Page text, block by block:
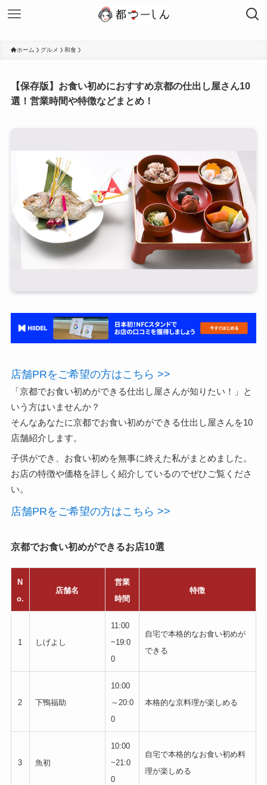
ホーム グルメ 和食
【保存版】お食い初めにおすすめ京都の仕出し屋さん10
選！営業時間や特徴などまとめ！
店舗PRをご希望の方はこちら >>
「京都でお食い初めができる仕出し屋さんが知りたい！」と
いう方はいませんか？
そんなあなたに京都でお食い初めができる仕出し屋さんを10
店舗紹介します。
子供ができ、お食い初めを無事に終えた私がまとめました。
お店の特徴や価格を詳しく紹介しているのでぜひご覧くださ
い。
店舗PRをご希望の方はこちら >>
京都でお食い初めができるお店10選
N
o.
店舗名
営業
時間
特徴
1 しげよし
11:00
~19:0
0
自宅で本格的なお食い初めが
できる
2 下鴨福助
10:00
～20:0
0
本格的な京料理が楽しめる
3 魚初
10:00
~21:0
0
自宅で本格的なお食い初め料
理が楽しめる